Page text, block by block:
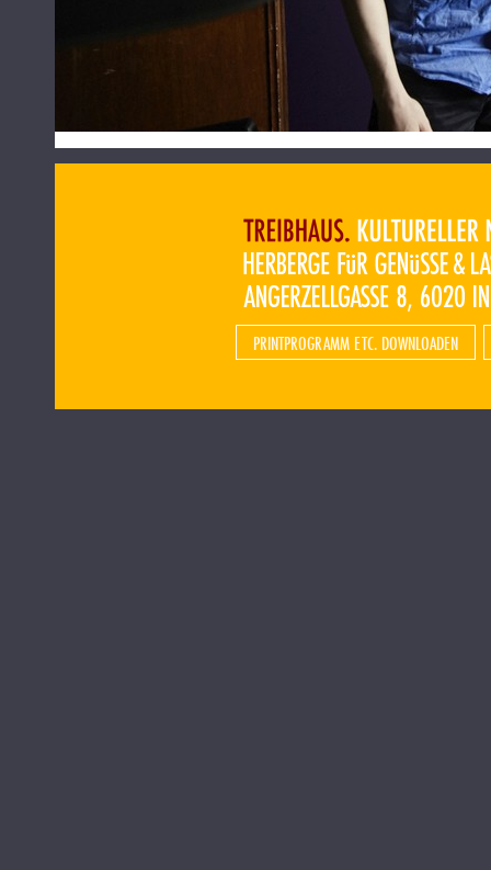
PRINTPROGRAMM ETC. DOWNLOADEN